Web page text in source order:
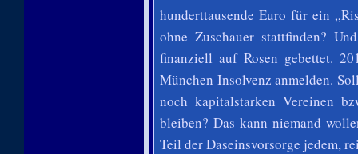
hunderttausende Euro für ein
ohne Zuschauer stattfinden?
finanziell auf Rosen gebettet.
München Insolvenz anmelden.
noch kapitalstarken Vereinen
bleiben? Das kann niemand
Teil der Daseinsvorsorge jedem,